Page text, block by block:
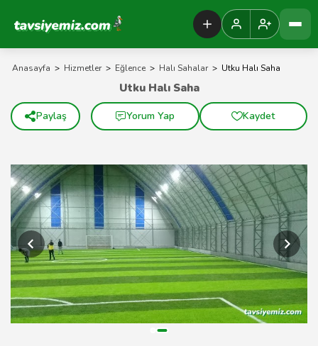
Tavsiyemiz Anasayfa
Anasayfa > Hizmetler > Eğlence > Halı Sahalar > Utku Halı Saha
Utku Halı Saha
Paylaş Yorum Yap Kaydet